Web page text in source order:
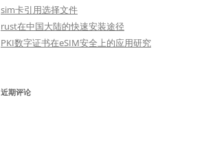
sim卡引用选择文件
rust在中国大陆的快速安装途径
PKI数字证书在eSIM安全上的应用研究
近期评论